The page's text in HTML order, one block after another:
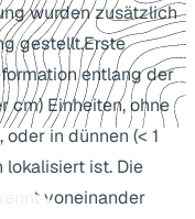
wurden zusätzlich
gestellt.Erste
entlang der
cm) Einheiten, ohne
in dünnen (< 1
lokalisiert ist. Die
voneinander